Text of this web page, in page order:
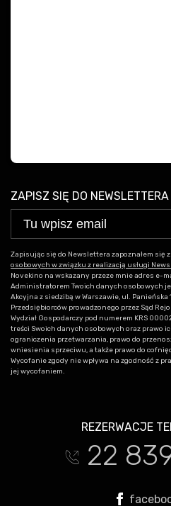
ZAPISZ SIĘ DO NEWSLETTERA
Zapisując się do Newslettera zapoznałem się z
osobowych w związku z realizacją usługi
Novekino na wskazany przeze mnie adres e-
Administratorem Twoich danych osobowych
Akcyjna z siedzibą w Warszawie, ul. Panieńska
Przedsiębiorców prowadzonego przez Sąd
Wydział Gospodarczy pod numerem KRS
treści Swoich danych osobowych oraz prawo
ograniczenia przetwarzania, prawo do
wniesienia sprzeciwu, a także prawo do
Wycofanie zgody nie wpływa na zgodność z
jej wycofaniem.
REZERWACJE
t 22